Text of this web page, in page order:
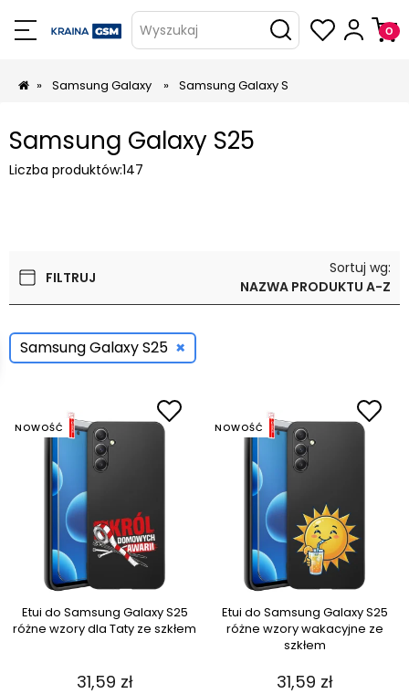
Wyszukaj
» Samsung Galaxy » Samsung Galaxy S
Samsung Galaxy S25
Liczba produktów:147
FILTRUJ
Sortuj wg:
NAZWA PRODUKTU A-Z
Samsung Galaxy S25 ×
Etui do Samsung Galaxy S25
różne wzory dla Taty ze szkłem
31,59 zł
NOWOŚĆ
Etui do Samsung Galaxy S25
różne wzory wakacyjne ze
szkłem
31,59 zł
NOWOŚĆ